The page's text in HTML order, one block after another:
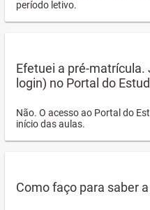
período letivo.
Efetuei a pré-
login) no Portal do
Não. O acesso ao Portal do
início das aulas.
Como faço para saber